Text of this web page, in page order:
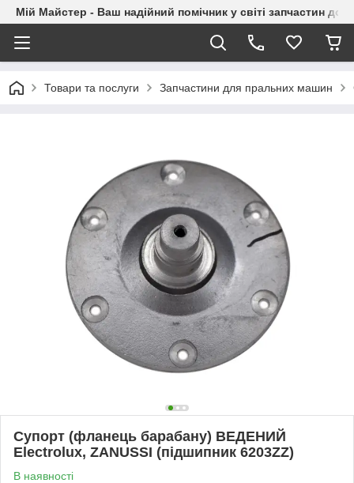
Мій Майстер - Ваш надійний помічник у світі запчастин до
Товари та послуги Запчастини для пральних машин
Супорт (фланець барабану) ВЕДЕНИЙ
Electrolux, ZANUSSI (підшипник 6203ZZ)
В наявності